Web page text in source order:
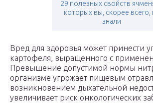
29 полезных свойств
которых вы, скорее всего,
знали
Вред для здоровья может принести
картофеля, выращенного с
Превышение допустимой нормы
организме угрожает пищевым
возникновением дыхательной
увеличивает риск онкологических